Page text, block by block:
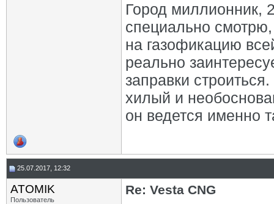
Город миллионник,
специально
на газофикацию
реально
заправки
хилый и
он ведется именно
25.07.2017, 12:32
ATOMIK
Пользователь
Re: Vesta CNG